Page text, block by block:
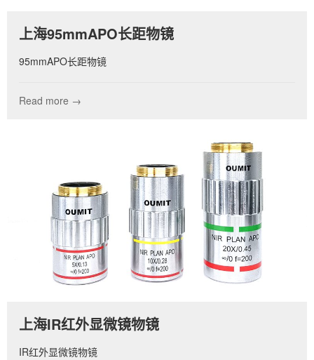
上海95mmAPO长距物镜
95mmAPO长距物镜
Read more →
上海IR红外显微镜物镜
IR红外显微镜物镜